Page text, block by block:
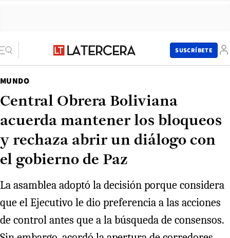
SUSCRÍBETE
MUNDO
Central Obrera Boliviana
acuerda mantener los bloqueos
y rechaza abrir un diálogo con
el gobierno de Paz
La asamblea adoptó la decisión porque considera
que el Ejecutivo le dio preferencia a las acciones
de control antes que a la búsqueda de consensos.